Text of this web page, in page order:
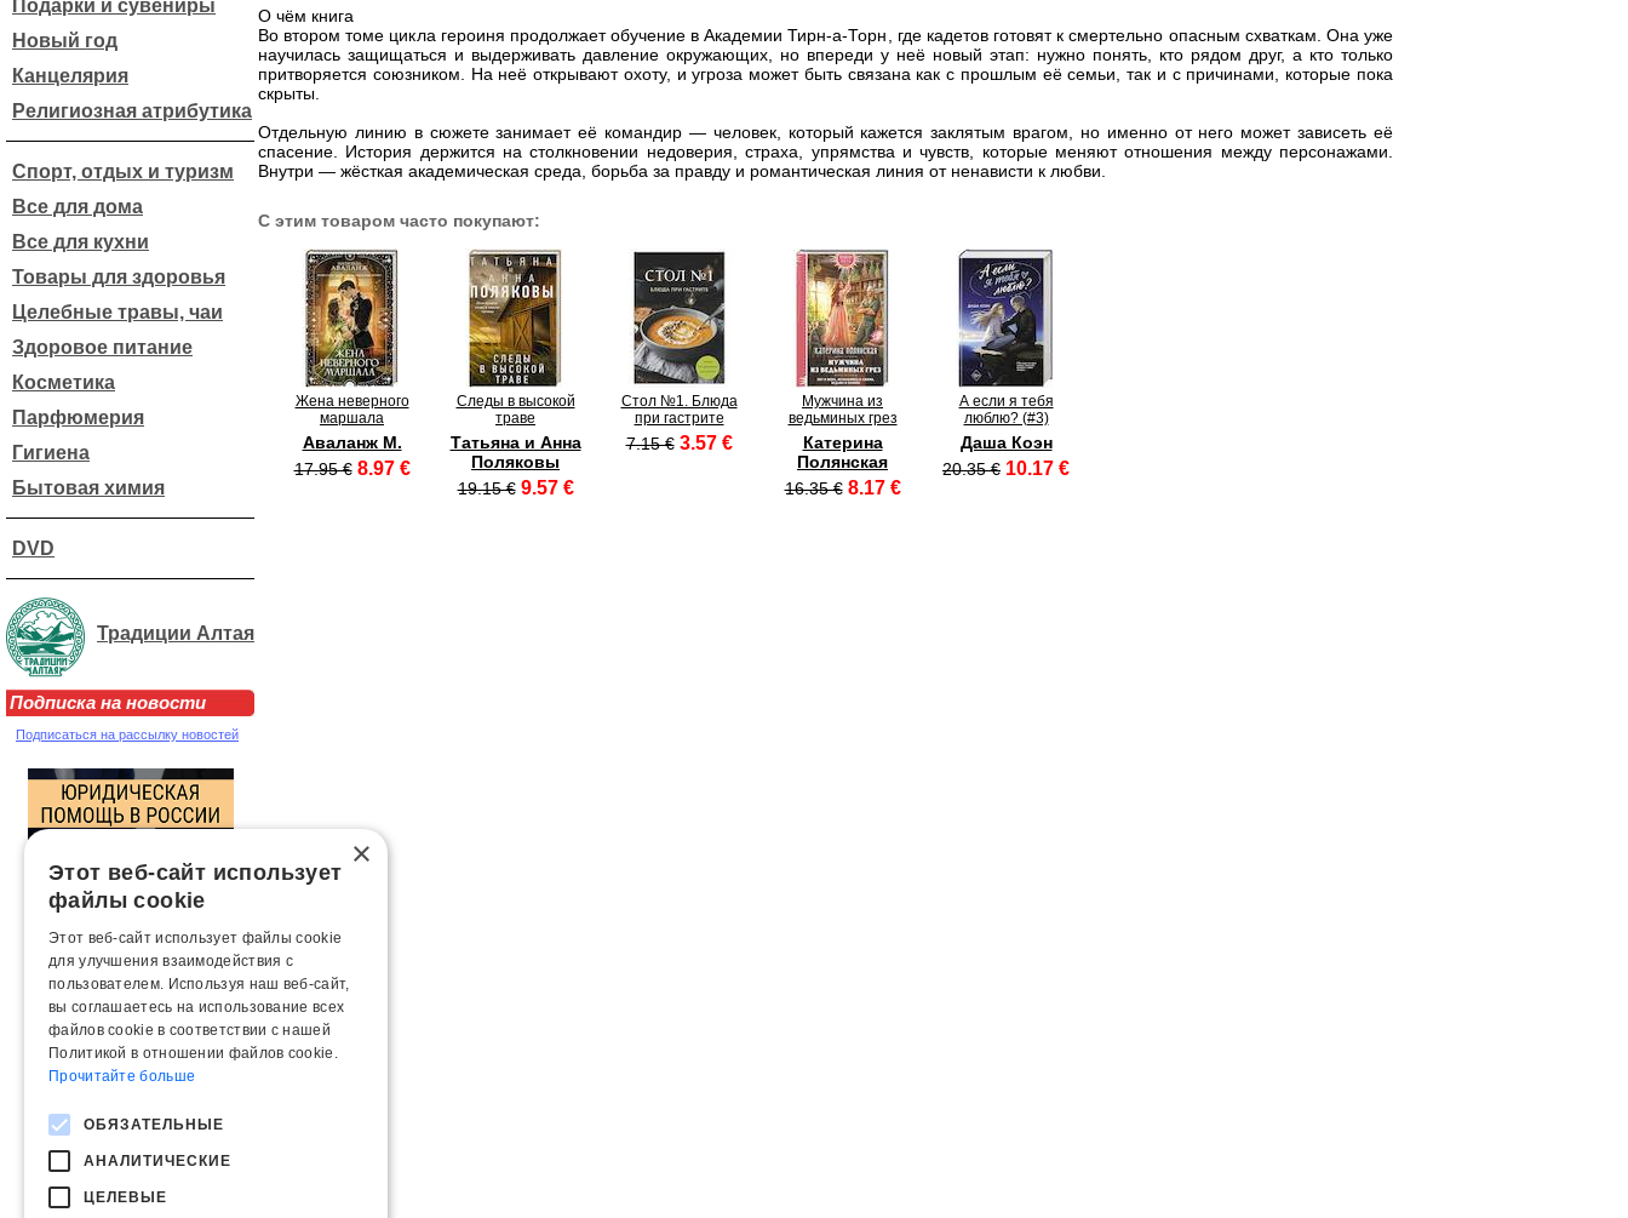
Подарки и сувениры
Новый год
Канцелярия
Религиозная атрибутика
Спорт, отдых и туризм
Все для дома
Все для кухни
Товары для здоровья
Целебные травы, чаи
Здоровое питание
Косметика
Парфюмерия
Гигиена
Бытовая химия
DVD
Традиции Алтая
Подписка на новости
Подписаться на рассылку новостей
О чём книга
Во втором томе цикла героиня продолжает обучение в Академии Тирн-а-Торн, где кадетов готовят к смертельно опасным схваткам. Она уже
научилась защищаться и выдерживать давление окружающих, но впереди у неё новый этап: нужно понять, кто рядом друг, а кто только
притворяется союзником. На неё открывают охоту, и угроза может быть связана как с прошлым её семьи, так и с причинами, которые пока
скрыты.
Отдельную линию в сюжете занимает её командир — человек, который кажется заклятым врагом, но именно от него может зависеть её
спасение. История держится на столкновении недоверия, страха, упрямства и чувств, которые меняют отношения между персонажами.
Внутри — жёсткая академическая среда, борьба за правду и романтическая линия от ненависти к любви.
С этим товаром часто покупают:
Жена неверного
маршала
Аваланж М.
17.95 € 8.97 €
Следы в высокой
траве
Татьяна и Анна
Поляковы
19.15 € 9.57 €
Стол №1. Блюда
при гастрите
7.15 € 3.57 €
Мужчина из
ведьминых грез
Катерина
Полянская
16.35 € 8.17 €
А если я тебя
люблю? (#3)
Даша Коэн
20.35 € 10.17 €
×
Этот веб-сайт использует
файлы cookie
Этот веб-сайт использует файлы cookie
для улучшения взаимодействия с
пользователем. Используя наш веб-сайт,
вы соглашаетесь на использование всех
файлов cookie в соответствии с нашей
Политикой в ​​отношении файлов cookie.
Прочитайте больше
ОБЯЗАТЕЛЬНЫЕ
АНАЛИТИЧЕСКИЕ
ЦЕЛЕВЫЕ